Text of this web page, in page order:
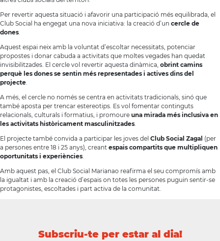
Per revertir aquesta situació i afavorir una participació més equilibrada, el
Club Social ha engegat una nova iniciativa: la creació d’un cercle de
dones.
Aquest espai neix amb la voluntat d’escoltar necessitats, potenciar
propostes i donar cabuda a activitats que moltes vegades han quedat
invisibilitzades. El cercle vol revertir aquesta dinàmica, obrint camins
perquè les dones se sentin més representades i actives dins del
projecte.
A més, el cercle no només se centra en activitats tradicionals, sinó que
també aposta per trencar estereotips. Es vol fomentar continguts
relacionals, culturals i formatius, i promoure una mirada més inclusiva en
les activitats històricament masculinitzades.
El projecte també convida a participar les joves del Club Social Zagal (per
a persones entre 18 i 25 anys), creant espais compartits que multipliquen
oportunitats i experiències.
Amb aquest pas, el Club Social Marianao reafirma el seu compromís amb
la igualtat i amb la creació d’espais on totes les persones puguin sentir-se
protagonistes, escoltades i part activa de la comunitat.
Subscriu-te per estar al dia!